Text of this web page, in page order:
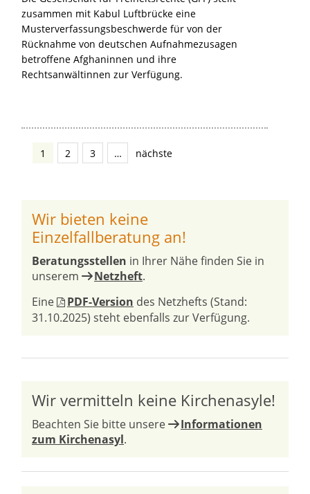
zusammen mit Kabul Luftbrücke eine
Musterverfassungsbeschwerde für von der
Rücknahme von deutschen Aufnahmezusagen
betroffene Afghaninnen und ihre
Rechtsanwältinnen zur Verfügung.
1 2 3 … nächste
Wir bieten keine
Einzelfallberatung an!
Beratungsstellen in Ihrer Nähe finden Sie in
unserem
Netzheft.
Eine
PDF-Version des Netzhefts (Stand:
31.10.2025) steht ebenfalls zur Verfügung.
Wir vermitteln keine Kirchenasyle!
Beachten Sie bitte unsere
Informationen
zum Kirchenasyl.